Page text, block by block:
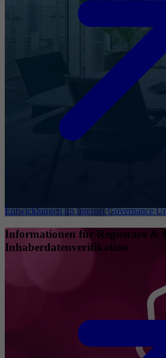
Entwicklungen im Internet Governance
Informationen für Registrare &
Inhaberdatenverifikation